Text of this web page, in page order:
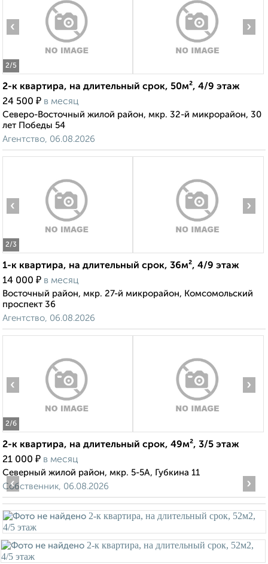
2/5
‹ ›
2-к квартира, на длительный срок, 50м², 4/9 этаж
24 500 ₽ в месяц
Северо-Восточный жилой район, мкр. 32-й микрорайон, 30
лет Победы 54
Агентство, 06.08.2026
2/3
‹ ›
1-к квартира, на длительный срок, 36м², 4/9 этаж
14 000 ₽ в месяц
Восточный район, мкр. 27-й микрорайон, Комсомольский
проспект 36
Агентство, 06.08.2026
2/6
‹ ›
2-к квартира, на длительный срок, 49м², 3/5 этаж
21 000 ₽ в месяц
Северный жилой район, мкр. 5-5А, Губкина 11
Собственник, 06.08.2026
‹ ›